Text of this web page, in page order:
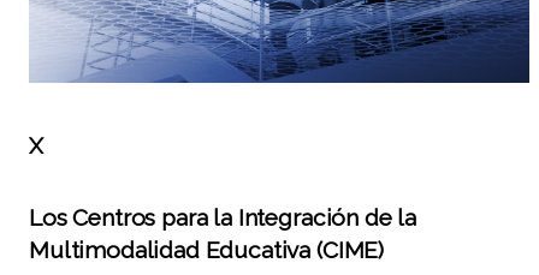
X
Los Centros para la Integración de la
Multimodalidad Educativa (CIME)